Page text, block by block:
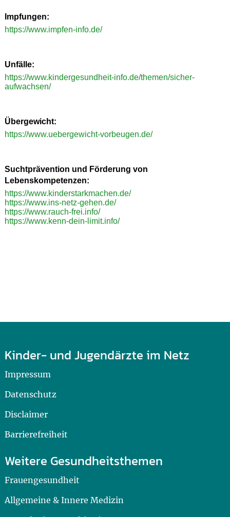
Impfungen:
https://www.impfen-info.de/
Unfälle:
https://www.kindergesundheit-info.de/themen/sicher-
aufwachsen/
Übergewicht:
https://www.uebergewicht-vorbeugen.de/
Suchtprävention und Förderung von
Lebenskompetenzen:
https://www.kinderstarkmachen.de/
https://www.ins-netz-gehen.de/
https://www.rauch-frei.info/
https://www.kenn-dein-limit.info/
Kinder- und Jugendärzte im Netz
Impressum
Datenschutz
Disclaimer
Barrierefreiheit
Weitere Gesundheitsthemen
Frauengesundheit
Allgemeine & Innere Medizin